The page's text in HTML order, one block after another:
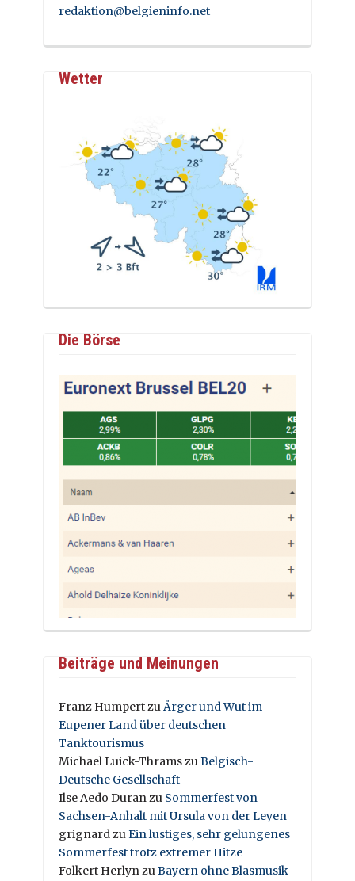
redaktion@belgieninfo.net
Wetter
Die Börse
Beiträge und Meinungen
Franz HumpertzuÄrger und Wut im
Eupener Land über deutschen
Tanktourismus
Michael Luick-ThramszuBelgisch-
Deutsche Gesellschaft
Ilse Aedo Duranzu Sommerfest von
Sachsen-Anhalt mit Ursula von der Leyen
grignardzuEin lustiges, sehr gelungenes
Sommerfest trotz extremer Hitze
Folkert HerlynzuBayern ohne Blasmusik